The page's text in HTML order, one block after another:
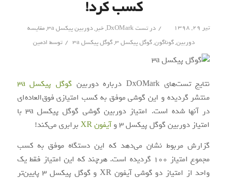
کسب کرد!
تیر ۲۹, ۱۳۹۸ / درتست DxOMark ,خبر,دوربین پیکسل 3a ,مقایسه
دوربین,گوناگون,گوگل پیکسل 3 ,گوگل پیکسل 3a / توسط ادمین
نتایج تست‌های DxOMark درباره دوربین
گوگل پیکسل 3a
منتشر گردیده و این گوشی موفق به کسب امتیازی فوق‌العاده‌ای
در آنها شده است. امتیاز دوربین گوشی گوگل پیکسل 3a با
امتیاز دوربین گوگل پیکسل 3 و
آیفون XR
برابری می‌کند!
گزارش مربوط نشان می‌دهد که این دستگاه موفق به کسب
مجموع امتیاز ۱۰۰ گردیده است. هرچند که این امتیاز فقط یک
واحد از امتیاز دو گوشی آیفون XR و گوگل پیکسل 3 پایین‌تر